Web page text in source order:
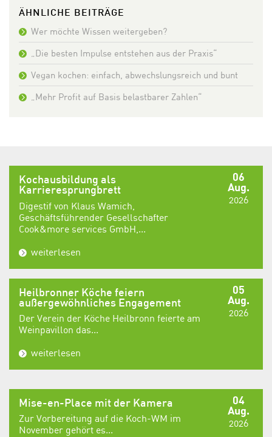
ÄHNLICHE BEITRÄGE
Wer möchte Wissen weitergeben?
„Die besten Impulse entstehen aus der Praxis“
Vegan kochen: einfach, abwechslungsreich und bunt
„Mehr Profit auf Basis belastbarer Zahlen“
06
Aug.
2026
Kochausbildung als
Karrieresprungbrett
Digestif von Klaus Wamich,
Geschäftsführender Gesellschafter
Cook&more services GmbH,...
weiterlesen
05
Aug.
2026
Heilbronner Köche feiern
außergewöhnliches Engagement
Der Verein der Köche Heilbronn feierte am
Weinpavillon das...
weiterlesen
04
Aug.
2026
Mise-en-Place mit der Kamera
Zur Vorbereitung auf die Koch-WM im
November gehört es...